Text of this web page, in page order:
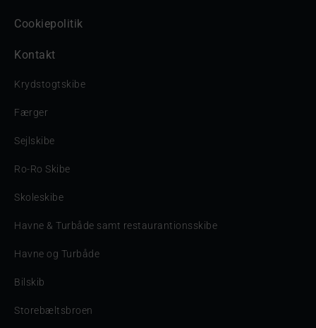
Cookiepolitik
Kontakt
Krydstogtskibe
Færger
Sejlskibe
Ro-Ro Skibe
Skoleskibe
Havne & Turbåde samt restaurantionsskibe
Havne og Turbåde
Bilskib
Storebæltsbroen